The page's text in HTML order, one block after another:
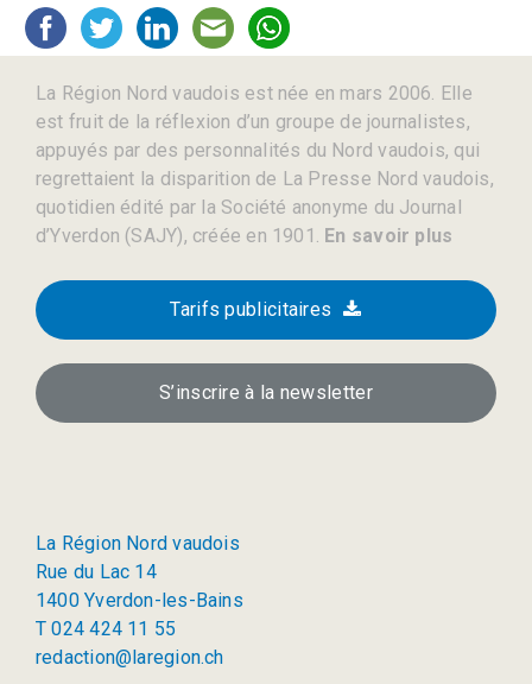
La Région Nord vaudois est née en mars 2006. Elle
est fruit de la réflexion d’un groupe de journalistes,
appuyés par des personnalités du Nord vaudois, qui
regrettaient la disparition de La Presse Nord vaudois,
quotidien édité par la Société anonyme du Journal
d’Yverdon (SAJY), créée en 1901. En savoir plus
Tarifs publicitaires
S’inscrire à la newsletter
La Région Nord vaudois
Rue du Lac 14
1400 Yverdon-les-Bains
T 024 424 11 55
redaction@laregion.ch